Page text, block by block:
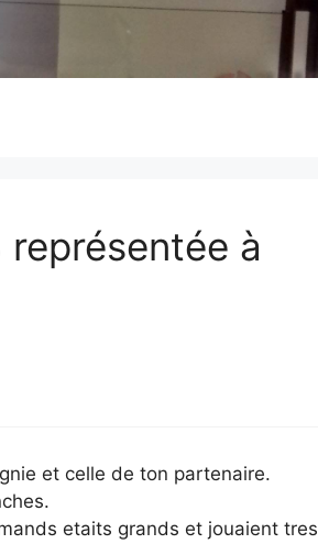
représentée à
et celle de ton partenaire.
etaits grands et jouaient tres